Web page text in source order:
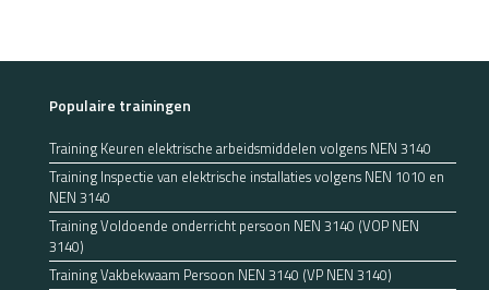
Populaire trainingen
Training Keuren elektrische arbeidsmiddelen volgens NEN 3140
Training Inspectie van elektrische installaties volgens NEN 1010 en
NEN 3140
Training Voldoende onderricht persoon NEN 3140 (VOP NEN
3140)
Training Vakbekwaam Persoon NEN 3140 (VP NEN 3140)